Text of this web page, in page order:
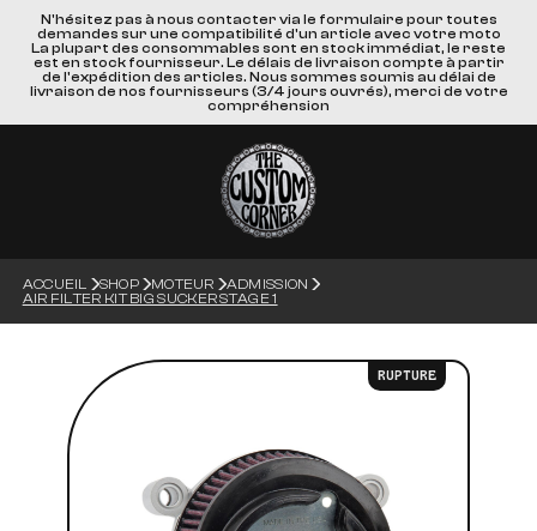
N'hésitez pas à nous contacter via le formulaire pour toutes
demandes sur une compatibilité d'un article avec votre moto
La plupart des consommables sont en stock immédiat, le reste
est en stock fournisseur. Le délais de livraison compte à partir
de l'expédition des articles. Nous sommes soumis au délai de
livraison de nos fournisseurs (3/4 jours ouvrés), merci de votre
compréhension
ACCUEIL SHOP MOTEUR
ADMISSION
AIR FILTER KIT BIG SUCKER STAGE 1
RUPTURE